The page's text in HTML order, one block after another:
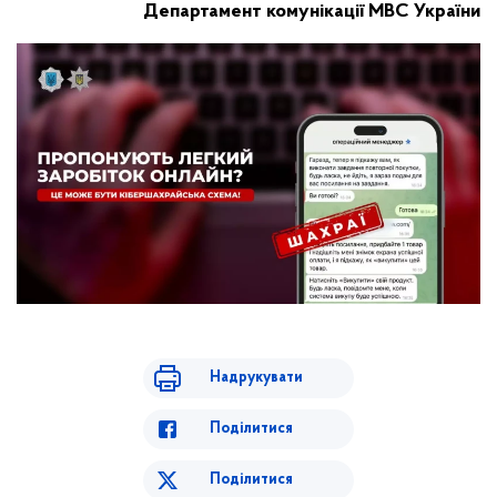
Департамент комунікації МВС України
Надрукувати
Поділитися
Поділитися